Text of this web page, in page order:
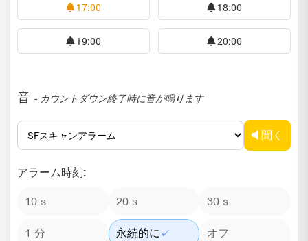
17:00 18:00
19:00 20:00
音 - カウントダウン終了時に音が鳴ります
聞く
アラーム時刻:
10 s 20 s 30 s
1 分 永続的に ✓ オフ